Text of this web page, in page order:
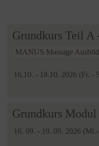
Grundkurs Teil A
MANUS Massage
16.10. - 18.10. 2026 (Fr. -
Grundkurs
16. 09. - 19. 09. 2026